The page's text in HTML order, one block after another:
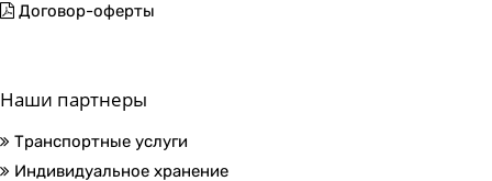
Договор-оферты
Наши партнеры
Транспортные услуги
Индивидуальное хранение